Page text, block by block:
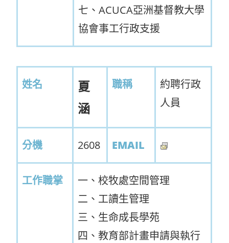
七、ACUCA亞洲基督教大學
協會事工行政支援
姓名
夏
涵
職稱
約聘行政
人員
分機 2608 EMAIL
工作職掌
一、校牧處空間管理
二、工讀生管理
三、生命成長學苑
四、教育部計畫申請與執行